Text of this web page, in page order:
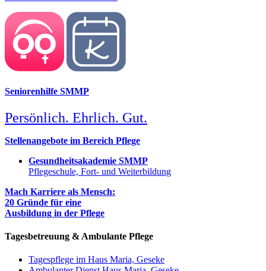
Seniorenhilfe SMMP
Persönlich. Ehrlich. Gut.
Stellenangebote im Bereich Pflege
Gesundheitsakademie SMMP
Pflegeschule, Fort- und Weiterbildung
Mach Karriere als Mensch:
20 Gründe für eine
Ausbildung in der Pflege
Tagesbetreuung & Ambulante Pflege
Tagespflege im Haus Maria, Geseke